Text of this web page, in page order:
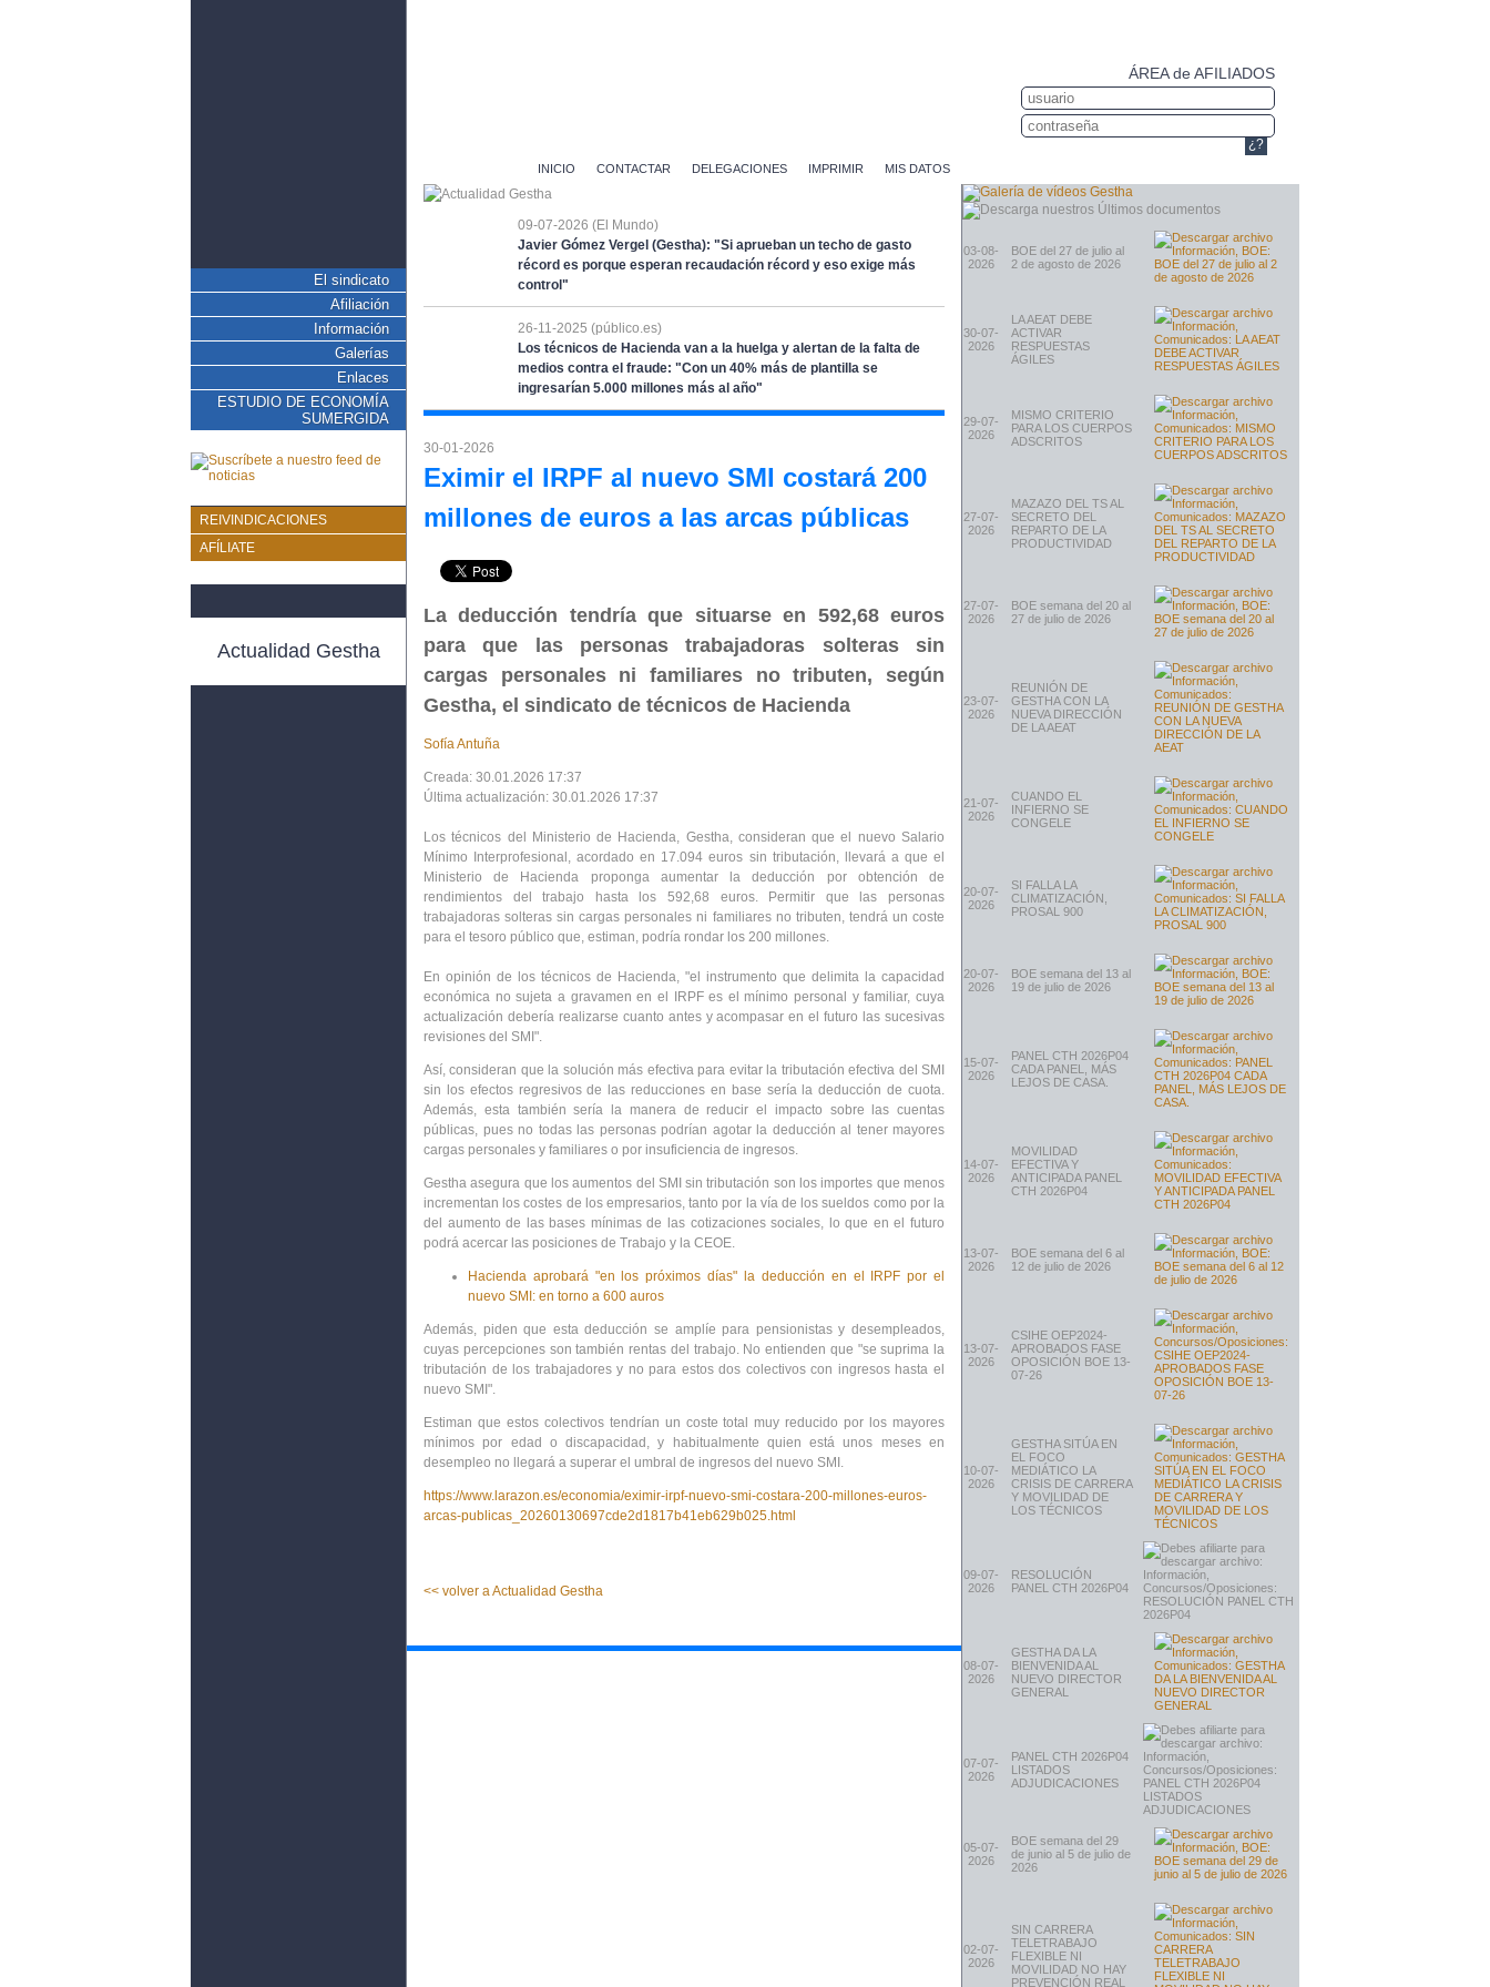
El sindicato
Afiliación
Información
Galerías
Enlaces
ESTUDIO DE ECONOMÍA
SUMERGIDA
REIVINDICACIONES
AFÍLIATE
Actualidad Gestha
ÁREA de AFILIADOS
¿?
INICIO CONTACTAR DELEGACIONES IMPRIMIR MIS DATOS
09-07-2026 (El Mundo)
Javier Gómez Vergel (Gestha): "Si aprueban un techo de gasto
récord es porque esperan recaudación récord y eso exige más
control"
26-11-2025 (público.es)
Los técnicos de Hacienda van a la huelga y alertan de la falta de
medios contra el fraude: "Con un 40% más de plantilla se
ingresarían 5.000 millones más al año"
30-01-2026
Eximir el IRPF al nuevo SMI costará 200
millones de euros a las arcas públicas
La deducción tendría que situarse en 592,68 euros
para que las personas trabajadoras solteras sin
cargas personales ni familiares no tributen, según
Gestha, el sindicato de técnicos de Hacienda
Sofía Antuña
Creada: 30.01.2026 17:37
Última actualización: 30.01.2026 17:37
Los técnicos del Ministerio de Hacienda, Gestha, consideran que el nuevo Salario
Mínimo Interprofesional, acordado en 17.094 euros sin tributación, llevará a que el
Ministerio de Hacienda proponga aumentar la deducción por obtención de
rendimientos del trabajo hasta los 592,68 euros. Permitir que las personas
trabajadoras solteras sin cargas personales ni familiares no tributen, tendrá un coste
para el tesoro público que, estiman, podría rondar los 200 millones.
En opinión de los técnicos de Hacienda, "el instrumento que delimita la capacidad
económica no sujeta a gravamen en el IRPF es el mínimo personal y familiar, cuya
actualización debería realizarse cuanto antes y acompasar en el futuro las sucesivas
revisiones del SMI".
Así, consideran que la solución más efectiva para evitar la tributación efectiva del SMI
sin los efectos regresivos de las reducciones en base sería la deducción de cuota.
Además, esta también sería la manera de reducir el impacto sobre las cuentas
públicas, pues no todas las personas podrían agotar la deducción al tener mayores
cargas personales y familiares o por insuficiencia de ingresos.
Gestha asegura que los aumentos del SMI sin tributación son los importes que menos
incrementan los costes de los empresarios, tanto por la vía de los sueldos como por la
del aumento de las bases mínimas de las cotizaciones sociales, lo que en el futuro
podrá acercar las posiciones de Trabajo y la CEOE.
Hacienda aprobará "en los próximos días" la deducción en el IRPF por el
nuevo SMI: en torno a 600 auros
Además, piden que esta deducción se amplíe para pensionistas y desempleados,
cuyas percepciones son también rentas del trabajo. No entienden que "se suprima la
tributación de los trabajadores y no para estos dos colectivos con ingresos hasta el
nuevo SMI".
Estiman que estos colectivos tendrían un coste total muy reducido por los mayores
mínimos por edad o discapacidad, y habitualmente quien está unos meses en
desempleo no llegará a superar el umbral de ingresos del nuevo SMI.
https://www.larazon.es/economia/eximir-irpf-nuevo-smi-costara-200-millones-euros-
arcas-publicas_20260130697cde2d1817b41eb629b025.html
<< volver a Actualidad Gestha
03-08-
2026
BOE del 27 de julio al
2 de agosto de 2026
30-07-
2026
LA AEAT DEBE
ACTIVAR
RESPUESTAS
ÁGILES
29-07-
2026
MISMO CRITERIO
PARA LOS CUERPOS
ADSCRITOS
27-07-
2026
MAZAZO DEL TS AL
SECRETO DEL
REPARTO DE LA
PRODUCTIVIDAD
27-07-
2026
BOE semana del 20 al
27 de julio de 2026
23-07-
2026
REUNIÓN DE
GESTHA CON LA
NUEVA DIRECCIÓN
DE LA AEAT
21-07-
2026
CUANDO EL
INFIERNO SE
CONGELE
20-07-
2026
SI FALLA LA
CLIMATIZACIÓN,
PROSAL 900
20-07-
2026
BOE semana del 13 al
19 de julio de 2026
15-07-
2026
PANEL CTH 2026P04
CADA PANEL, MÁS
LEJOS DE CASA.
14-07-
2026
MOVILIDAD
EFECTIVA Y
ANTICIPADA PANEL
CTH 2026P04
13-07-
2026
BOE semana del 6 al
12 de julio de 2026
13-07-
2026
CSIHE OEP2024-
APROBADOS FASE
OPOSICIÓN BOE 13-
07-26
10-07-
2026
GESTHA SITÚA EN
EL FOCO
MEDIÁTICO LA
CRISIS DE CARRERA
Y MOVILIDAD DE
LOS TÉCNICOS
09-07-
2026
RESOLUCIÓN
PANEL CTH 2026P04
08-07-
2026
GESTHA DA LA
BIENVENIDA AL
NUEVO DIRECTOR
GENERAL
07-07-
2026
PANEL CTH 2026P04
LISTADOS
ADJUDICACIONES
05-07-
2026
BOE semana del 29
de junio al 5 de julio de
2026
02-07-
2026
SIN CARRERA
TELETRABAJO
FLEXIBLE NI
MOVILIDAD NO HAY
PREVENCIÓN REAL